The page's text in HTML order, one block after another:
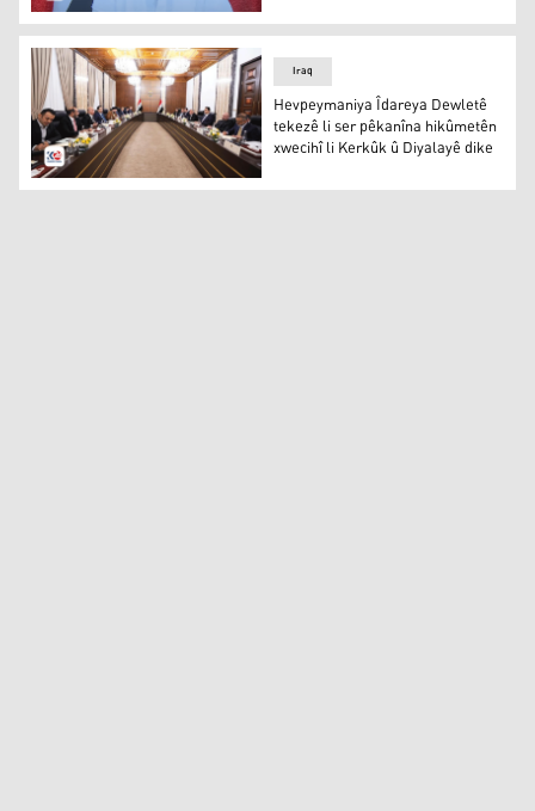
Îsmaîl Hedîdî
Civîna Hevpeymaniya Îdareya Dewletê
Iraq
Hevpeymaniya Îdareya Dewletê
tekezê li ser pêkanîna hikûmetên
xwecihî li Kerkûk û Diyalayê dike